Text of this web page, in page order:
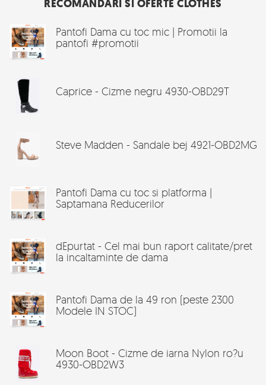
RECOMANDARI SI OFERTE CLOTHES
Pantofi Dama cu toc mic | Promotii la
pantofi #promotii
Caprice - Cizme negru 4930-OBD29T
Steve Madden - Sandale bej 4921-OBD2MG
Pantofi Dama cu toc si platforma |
Saptamana Reducerilor
dEpurtat - Cel mai bun raport calitate/pret
la incaltaminte de dama
Pantofi Dama de la 49 ron (peste 2300
Modele IN STOC)
Moon Boot - Cizme de iarna Nylon ro?u
4930-OBD2W3